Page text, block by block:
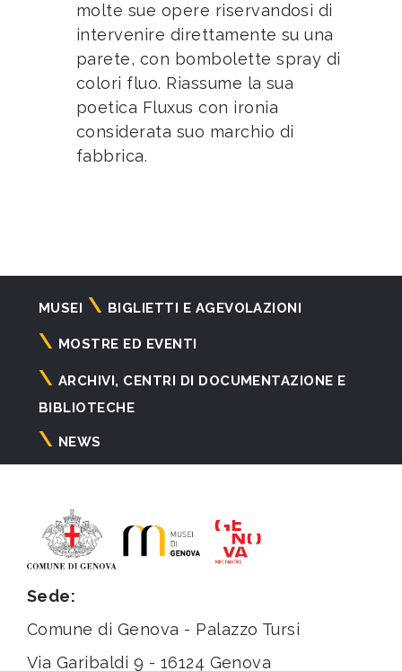
molte sue opere riservandosi di
intervenire direttamente su una
parete, con bombolette spray di
colori fluo. Riassume la sua
poetica Fluxus con ironia
considerata suo marchio di
fabbrica.
Navigazione
principale
MUSEI BIGLIETTI E AGEVOLAZIONI
MOSTRE ED EVENTI
ARCHIVI, CENTRI DI DOCUMENTAZIONE E
BIBLIOTECHE
NEWS
Sede:
Comune di Genova - Palazzo Tursi
Via Garibaldi 9 - 16124 Genova